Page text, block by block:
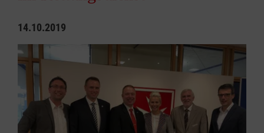
14.10.2019